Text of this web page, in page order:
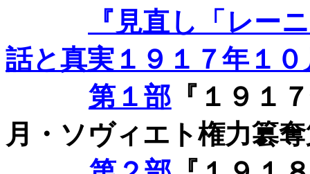
『見直し「レー
話と真実１９１７年１
第１部 『１９１
月・ソヴィエト権力簒